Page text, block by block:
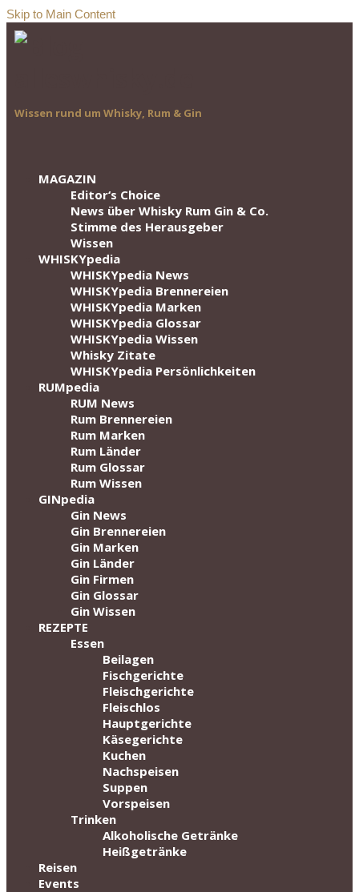
Skip to Main Content
Wissen rund um Whisky, Rum & Gin
MAGAZIN
Editor‘s Choice
News über Whisky Rum Gin & Co.
Stimme des Herausgeber
Wissen
WHISKYpedia
WHISKYpedia News
WHISKYpedia Brennereien
WHISKYpedia Marken
WHISKYpedia Glossar
WHISKYpedia Wissen
Whisky Zitate
WHISKYpedia Persönlichkeiten
RUMpedia
RUM News
Rum Brennereien
Rum Marken
Rum Länder
Rum Glossar
Rum Wissen
GINpedia
Gin News
Gin Brennereien
Gin Marken
Gin Länder
Gin Firmen
Gin Glossar
Gin Wissen
REZEPTE
Essen
Beilagen
Fischgerichte
Fleischgerichte
Fleischlos
Hauptgerichte
Käsegerichte
Kuchen
Nachspeisen
Suppen
Vorspeisen
Trinken
Alkoholische Getränke
Heißgetränke
Reisen
Events